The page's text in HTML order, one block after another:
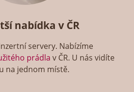
nabídka v ČR
servery. Nabízíme
prádla v ČR. U nás vidíte
na jednom místě.